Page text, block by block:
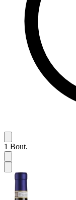
1 Bout.